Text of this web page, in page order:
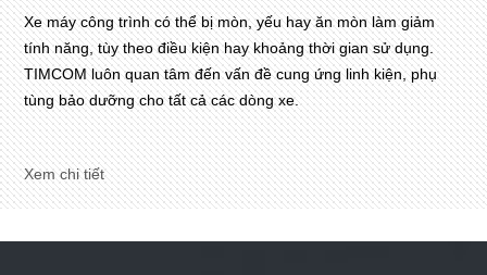
Xe máy công trình có thể bị mòn, yếu hay ăn mòn làm giảm
tính năng, tùy theo điều kiện hay khoảng thời gian sử dụng.
TIMCOM luôn quan tâm đến vấn đề cung ứng linh kiện, phụ
tùng bảo dưỡng cho tất cả các dòng xe.
Xem chi tiết